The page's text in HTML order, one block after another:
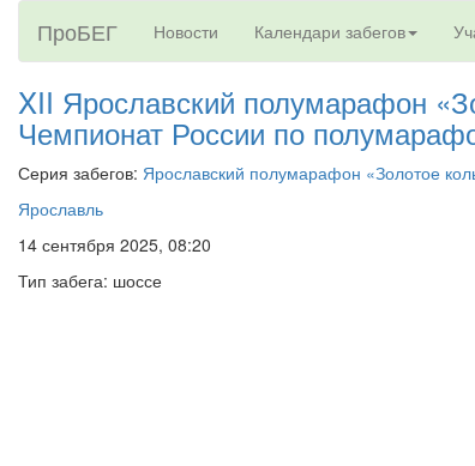
ПроБЕГ Новости Календари забегов
XII Ярославский полумарафон
Чемпионат России по
Серия забегов: Ярославский полумарафон «Золотое
Ярославль
14 сентября 2025, 08:20
Тип забега: шоссе